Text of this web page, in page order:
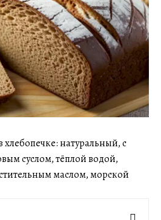
хлебопечке: натуральный, с
суслом, тёплой водой,
маслом, морской